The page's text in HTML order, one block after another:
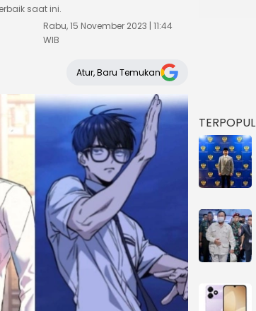
saat ini.
Rabu, 15 November 2023 | 11:44
WIB
Atur, Baru Temukan